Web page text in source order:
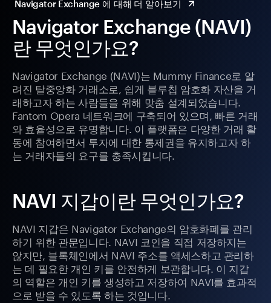
Navigator Exchange (NAVI)
란 무엇인가요?
Navigator Exchange (NAVI)는 Mummy Finance로 알
려진 탈중앙화 거래소로, 쉽게 블루칩 암호화 자산을 거
래하고자 하는 사람들을 위해 맞춤 설계되었습니다.
Fantom Opera 네트워크에 구축되어 있으며, 빠른 거래
와 효율성으로 유명합니다. 이 플랫폼은 다양한 거래 활
동에 참여하면서 투자에 대한 통제권을 유지하고자 하
는 거래자들의 요구를 충족시킵니다.
NAVI 지갑이란 무엇인가요?
NAVI 지갑은 Navigator Exchange의 암호화폐를 관리
하기 위한 관문입니다. NAVI 코인을 직접 저장하지는
않지만, 블록체인에서 NAVI 주소를 액세스하고 관리하
는 데 필요한 개인 키를 안전하게 보관합니다. 이 지갑
의 역할은 개인 키를 생성하고 저장하여 NAVI를 효과적
으로 받을 수 있도록 하는 것입니다.
Navigator Exchange 에 대해 더 알아보기